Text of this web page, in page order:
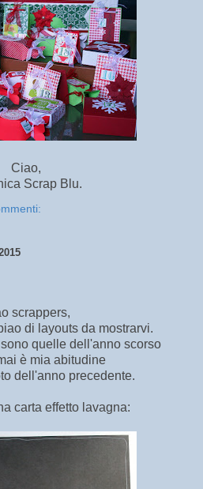
Ciao,
Scrap Blu.
scrappers,
di layouts da mostrarvi.
quelle dell'anno scorso
è mia abitudine
dell'anno precedente.
carta effetto lavagna: